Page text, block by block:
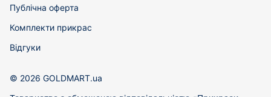
Публічна оферта
Комплекти прикрас
Відгуки
© 2026 GOLDMART.ua